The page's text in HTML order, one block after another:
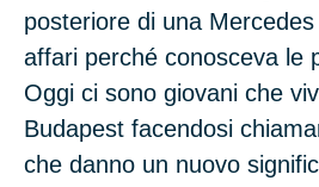
posteriore di una
affari perché conosceva le
Oggi ci sono giovani che
Budapest facendosi
che danno un nuovo